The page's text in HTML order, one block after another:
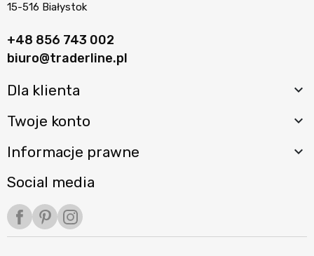
15-516 Białystok
+48 856 743 002
biuro@traderline.pl
Dla klienta 
Twoje konto 
Informacje prawne 
Social media
Facebook
PinterestInstagram